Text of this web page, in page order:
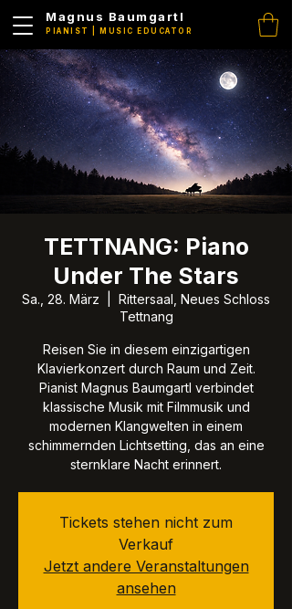
Magnus Baumgartl
PIANIST | MUSIC EDUCATOR
TETTNANG: Piano
Under The Stars
Sa., 28. März
Rittersaal, Neues Schloss
Tettnang
Reisen Sie in diesem einzigartigen
Klavierkonzert durch Raum und Zeit.
Pianist Magnus Baumgartl verbindet
klassische Musik mit Filmmusik und
modernen Klangwelten in einem
schimmernden Lichtsetting, das an eine
sternklare Nacht erinnert.
Tickets stehen nicht zum
Verkauf
Jetzt andere Veranstaltungen
ansehen